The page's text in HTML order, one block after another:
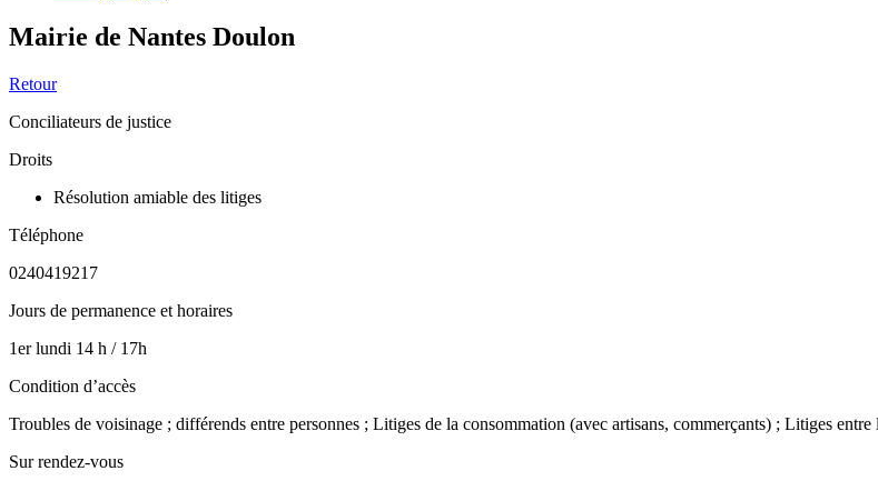
Mairie de Nantes Doulon
Retour
Conciliateurs de justice
Droits
Résolution amiable des litiges
Téléphone
0240419217
Jours de permanence et horaires
1er lundi 14 h / 17h
Condition d’accès
Troubles de voisinage ; différends entre personnes ; Litiges de la consommation (avec artisans, commerçants) ; Litiges
Sur rendez-vous